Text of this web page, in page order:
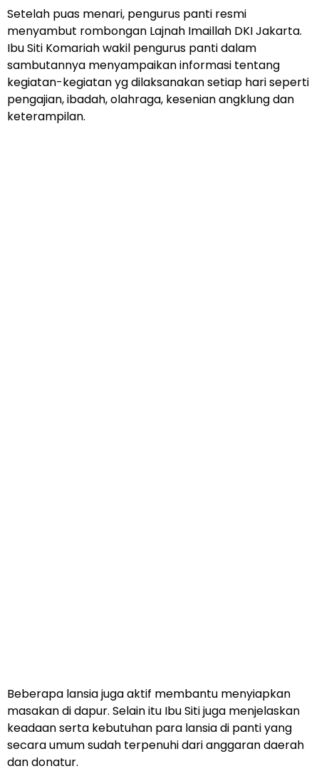
Setelah puas menari, pengurus panti resmi
menyambut rombongan Lajnah Imaillah DKI Jakarta.
Ibu Siti Komariah wakil pengurus panti dalam
sambutannya menyampaikan informasi tentang
kegiatan-kegiatan yg dilaksanakan setiap hari seperti
pengajian, ibadah, olahraga, kesenian angklung dan
keterampilan.
Beberapa lansia juga aktif membantu menyiapkan
masakan di dapur. Selain itu Ibu Siti juga menjelaskan
keadaan serta kebutuhan para lansia di panti yang
secara umum sudah terpenuhi dari anggaran daerah
dan donatur.